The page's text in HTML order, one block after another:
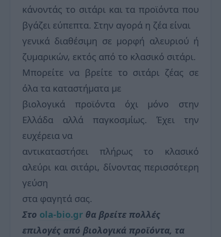
κάνοντάς το σιτάρι και τα προϊόντα που
βγάζει εύπεπτα. Στην αγορά η ζέα είναι
γενικά διαθέσιμη σε μορφή αλευριού ή
ζυμαρικών, εκτός από το κλασικό σιτάρι.
Μπορείτε να βρείτε το σιτάρι ζέας σε
όλα τα καταστήματα με
βιολογικά προϊόντα όχι μόνο στην
Ελλάδα αλλά παγκοσμίως. Έχει την
ευχέρεια να
αντικαταστήσει πλήρως το κλασικό
αλεύρι και σιτάρι, δίνοντας περισσότερη
γεύση
στα φαγητά σας.
Στο ola-bio.gr θα βρείτε πολλές
επιλογές από βιολογικά προϊόντα, τα